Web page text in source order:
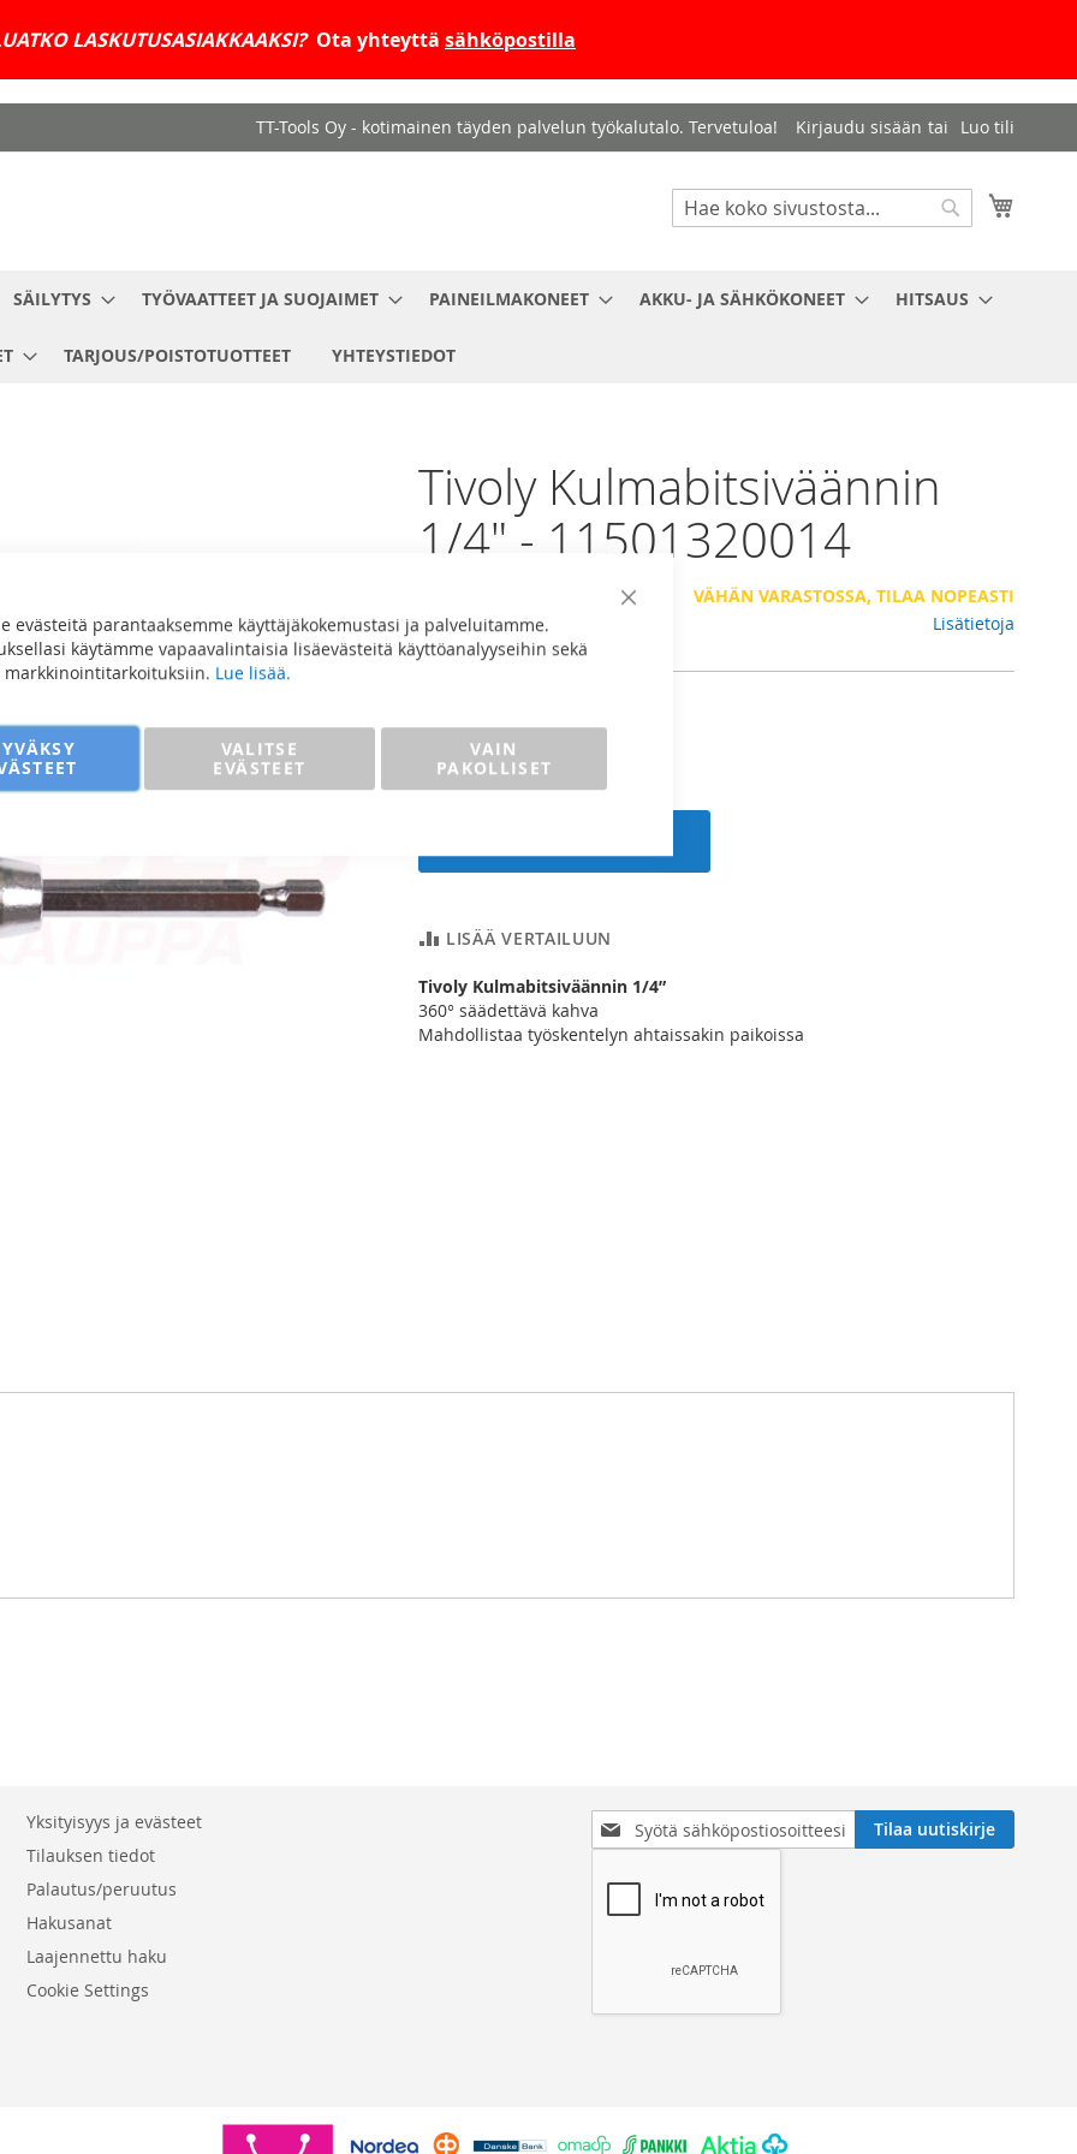
Sulje
evästeitä parantaaksemme käyttäjäkokemustasi ja palveluitamme.
käytämme vapaavalintaisia lisäevästeitä käyttöanalyyseihin sekä
markkinointitarkoituksiin. Lue lisää.
VALITSE
EVÄSTEET
VAIN
PAKOLLISET
LASKUTUSASIAKKAAKSI?Ota yhteyttä sähköpostilla
TT-Tools Oy - kotimainen täyden palvelun työkalutalo. Tervetuloa! Kirjaudu sisään Luo tili
Haku
Haku
SÄILYTYS TYÖVAATTEET JA SUOJAIMET PAINEILMAKONEET AKKU- JA SÄHKÖKONEET HITSAUS
TARJOUS/POISTOTUOTTEET YHTEYSTIEDOT
Tivoly Kulmabitsiväännin
1/4" - 11501320014
38,67 €
30,81 €
VÄHÄN VARASTOSSA, TILAA NOPEASTI
Lisätietoja
Määrä
LISÄÄ VERTAILUUN
Tivoly Kulmabitsiväännin 1/4”
360° säädettävä kahva
Mahdollistaa työskentelyn ahtaissakin paikoissa
Tilaa
uutiskirjeemme:
Tilaa uutiskirje
Yksityisyys ja evästeet
Tilauksen tiedot
Palautus/peruutus
Hakusanat
Laajennettu haku
Cookie Settings